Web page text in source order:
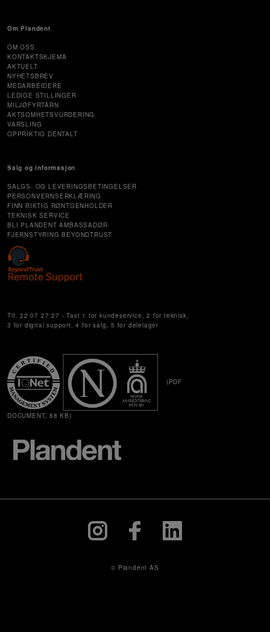
Om Plandent
OM OSS
KONTAKTSKJEMA
AKTUELT
NYHETSBREV
MEDARBEIDERE
LEDIGE STILLINGER
MILJØFYRTÅRN
AKTSOMHETSVURDERING
VARSLING
OPPRIKTIG DENTALT
Salg og informasjon
SALGS- OG LEVERINGSBETINGELSER
PERSONVERNSERKLÆRING
FINN RIKTIG RØNTGENHOLDER
TEKNISK SERVICE
BLI PLANDENT AMBASSADØR
FJERNSTYRING BEYONDTRUST
Tlf. 22 07 27 27 - Tast 1 for kundeservice, 2 for teknisk,
3 for digital support, 4 for salg, 5 for delelager
(PDF
DOCUMENT, 88 KB)
© Plandent AS